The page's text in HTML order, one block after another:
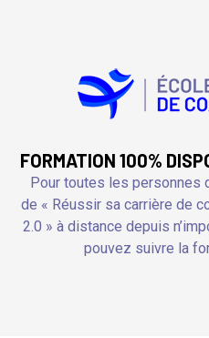
FORMATION 100%
Pour toutes les personnes
de « Réussir sa carrière de
2.0 » à distance depuis
pouvez suivre la